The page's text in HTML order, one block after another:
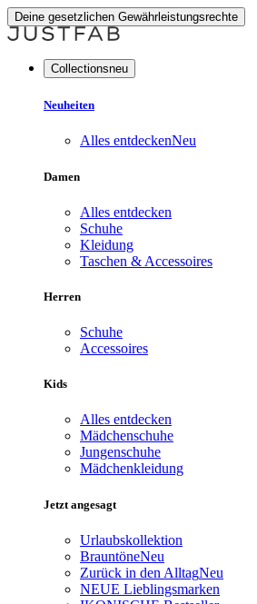
Deine gesetzlichen Gewährleistungsrechte
Collectionsneu
Neuheiten
Alles entdeckenNeu
Damen
Alles entdecken
Schuhe
Kleidung
Taschen & Accessoires
Herren
Schuhe
Accessoires
Kids
Alles entdecken
Mädchenschuhe
Jungenschuhe
Mädchenkleidung
Jetzt angesagt
Urlaubskollektion
BrauntöneNeu
Zurück in den AlltagNeu
NEUE Lieblingsmarken